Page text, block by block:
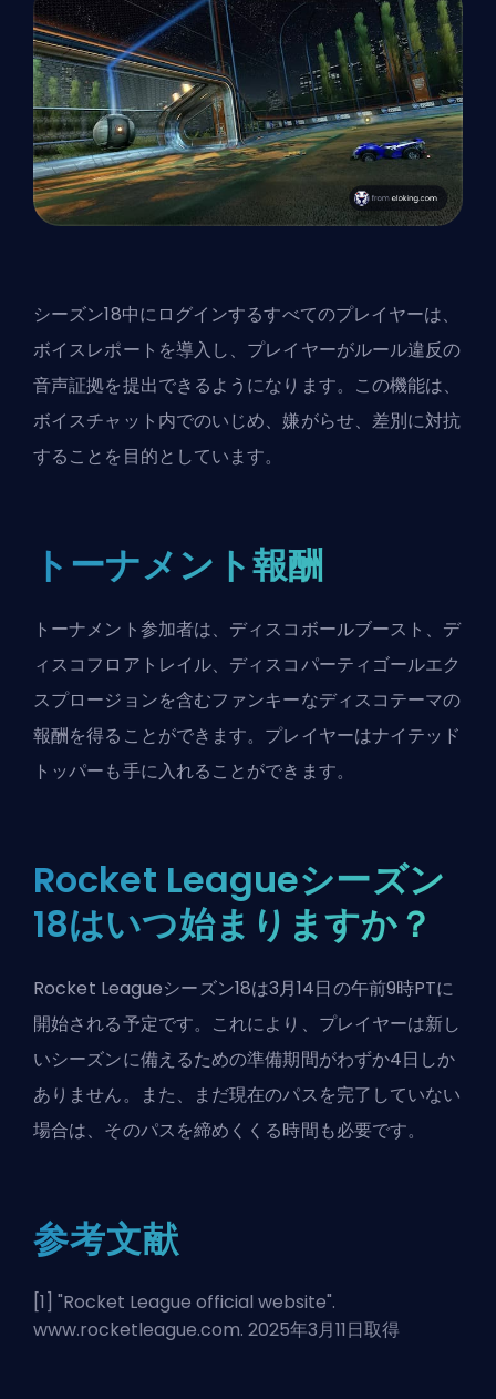
シーズン18中にログインするすべてのプレイヤーは、
ボイスレポートを導入し、プレイヤーがルール違反の
音声証拠を提出できるようになります。この機能は、
ボイスチャット内でのいじめ、嫌がらせ、差別に対抗
することを目的としています。
トーナメント報酬
トーナメント参加者は、ディスコボールブースト、デ
ィスコフロアトレイル、ディスコパーティゴールエク
スプロージョンを含むファンキーなディスコテーマの
報酬を得ることができます。プレイヤーはナイテッド
トッパーも手に入れることができます。
Rocket Leagueシーズン
18はいつ始まりますか？
Rocket Leagueシーズン18は3月14日の午前9時PTに
開始される予定です。これにより、プレイヤーは新し
いシーズンに備えるための準備期間がわずか4日しか
ありません。また、まだ現在のパスを完了していない
場合は、そのパスを締めくくる時間も必要です。
参考文献
[1] "Rocket League official website".
www.rocketleague.com. 2025年3月11日取得